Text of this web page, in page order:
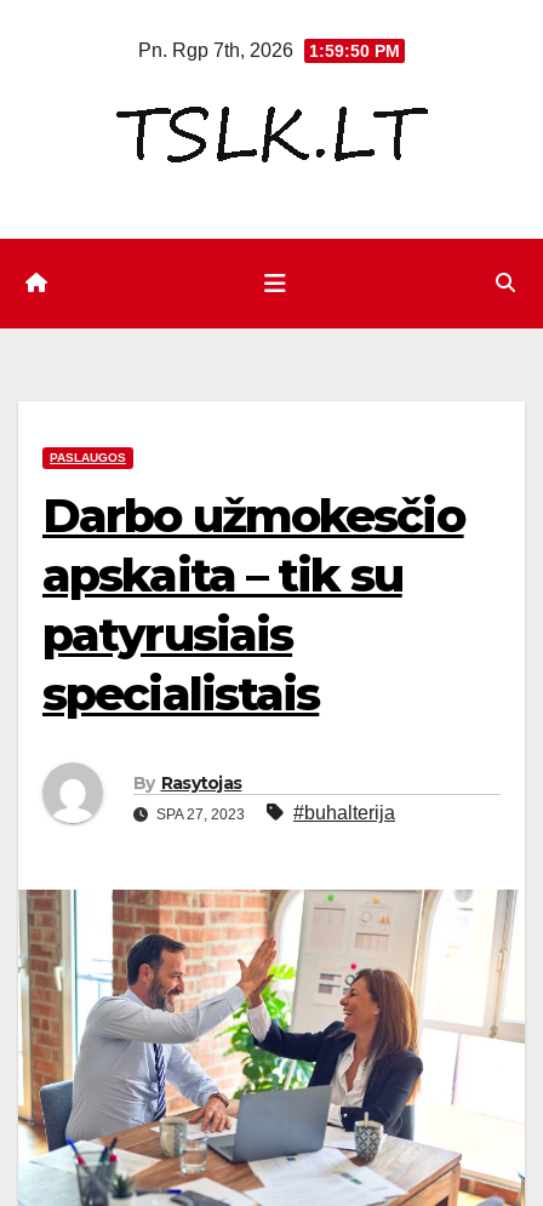
Pn. Rgp 7th, 2026 1:59:50 PM
PASLAUGOS
Darbo užmokesčio
apskaita – tik su
patyrusiais
specialistais
By Rasytojas
SPA 27, 2023 #buhalterija